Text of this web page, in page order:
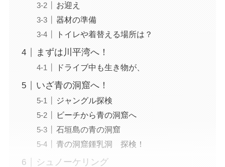
お迎え
器材の準備
トイレや着替える場所は？
まずは川平湾へ！
ドライブ中も生き物が、
いざ青の洞窟へ！
ジャングル探検
ビーチから青の洞窟へ
石垣島の青の洞窟
青の洞窟鍾乳洞 探検！
シュノーケリング